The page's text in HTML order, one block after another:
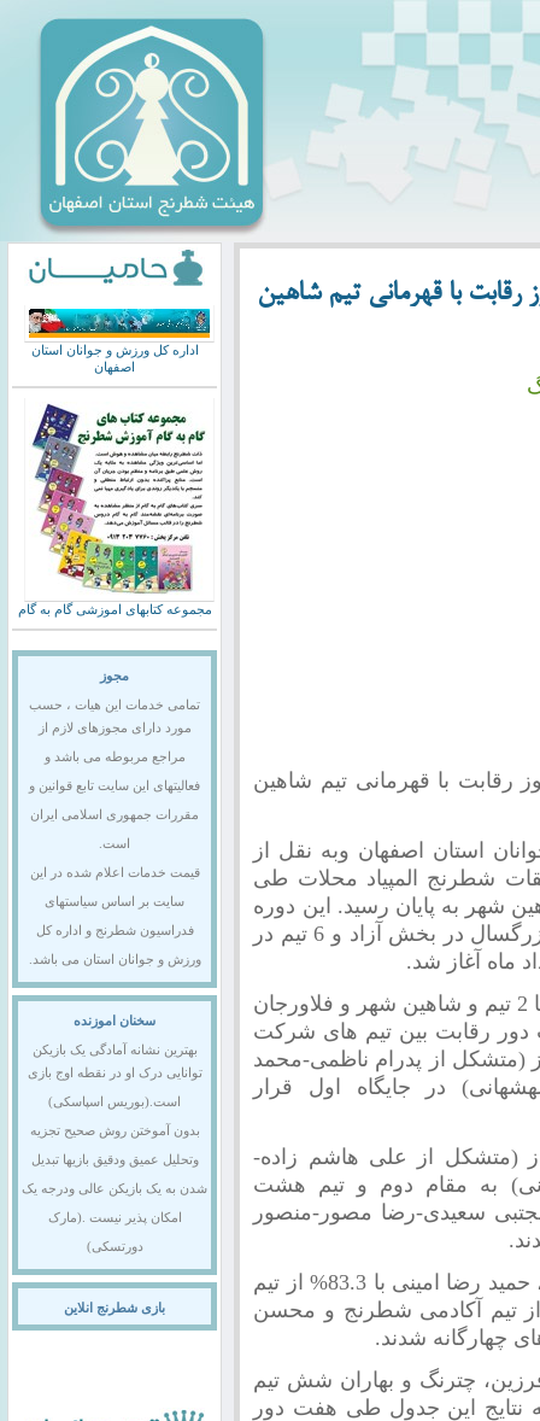
با قهرمانی تیم شاهین
رقابت با قهرمانی تیم شاهین
استان اصفهان وبه نقل از
شطرنج المپیاد محلات طی
شهر به پایان رسید. این دوره
از مسابقات المپیاد شطرنج با حضور 29 تیم بزرگسال در بخش آزاد و 6 تیم در
در بخش آزاد اصفهان با 25 تیم ، خمینی شهر با 2 تیم و شاهین شهر و فلاورجان
هفت دور رقابت بین تیم های شرکت
شاهین از شاهین شهر با 16.5 امتیاز (متشکل از پدرام ناظمی-محمد
در جایگاه اول قرار
شطرنج از اصفهان با 15.5 امتیاز (متشکل از علی هاشم زاده-
به مقام دوم و تیم هشت
(متشکل از مجتبی سعیدی-رضا مصور-منصور
علیرضا کریمیان با 100% امتیاز از تیم سه دژ ، حمید رضا امینی با 83.3% از تیم
شطرنج ، محمد سلطانیان با 87.5% از تیم آکادمی شطرنج و محسن
چترنگ و بهاران شش تیم
10 سال بودند که نتایج این جدول طی هفت دور
اداره کل ورزش و جوانان استان
اصفهان
مجموعه کتابهای اموزشی گام به گام
مجوز
تمامی خدمات این هیات ، حسب
مورد دارای مجوزهای لازم از
مراجع مربوطه می باشد و
فعالیتهای این سایت تابع قوانین و
مقررات جمهوری اسلامی ایران
است.
قیمت خدمات اعلام شده در این
سایت بر اساس سیاستهای
فدراسیون شطرنج و اداره کل
ورزش و جوانان استان می باشد.
سخنان اموزنده
بهترین نشانه آمادگی یک بازیکن
توانایی درک او در نقطه اوج بازی
است.(بوریس اسپاسکی)
بدون آموختن روش صحیح تجزیه
وتحلیل عمیق ودقیق بازیها تبدیل
شدن به یک بازیکن عالی ودرجه یک
امکان پذیر نیست .(مارک
دورتسکی)
بازی شطرنج انلاین